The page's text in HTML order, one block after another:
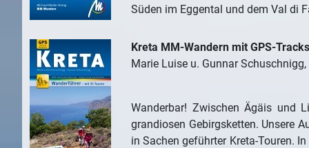
Süden im Eggental und dem Val di
Kreta MM-Wandern mit GPS-Tracks
Marie Luise u. Gunnar
Wanderbar! Zwischen Ägäis und
grandiosen Gebirgsketten. Unsere
in Sachen geführter Kreta-Touren.